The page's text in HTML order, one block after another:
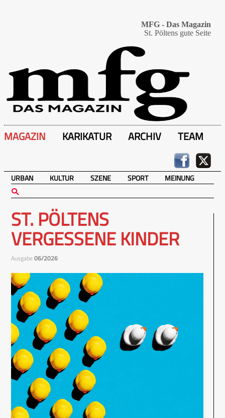
MFG - Das Magazin
St. Pöltens gute Seite
MAGAZIN KARIKATUR ARCHIV TEAM
URBAN KULTUR SZENE SPORT MEINUNG
ST. PÖLTENS
VERGESSENE KINDER
Ausgabe06/2026